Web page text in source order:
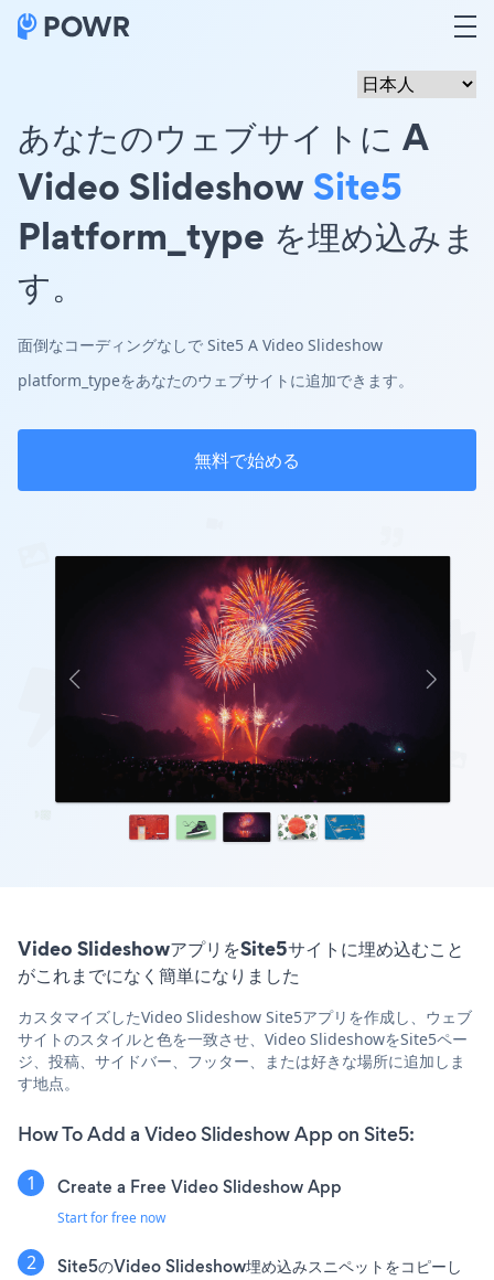
あなたのウェブサイトに A
Video SlideshowSite5
Platform_type を埋め込みま
す。
面倒なコーディングなしで Site5 A Video Slideshow
platform_typeをあなたのウェブサイトに追加できます。
無料で始める
Video SlideshowアプリをSite5サイトに埋め込むこと
がこれまでになく簡単になりました
カスタマイズしたVideo Slideshow Site5アプリを作成し、ウェブ
サイトのスタイルと色を一致させ、Video SlideshowをSite5ペー
ジ、投稿、サイドバー、フッター、または好きな場所に追加しま
す地点。
How To Add a Video Slideshow App on Site5:
Create a Free Video Slideshow App
Start for free now
Site5のVideo Slideshow埋め込みスニペットをコピーし